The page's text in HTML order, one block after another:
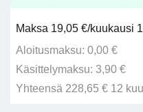
Maksa 19,05 €/kuukausi
Aloitusmaksu: 0,00 €
Käsittelymaksu: 3,90 €
Yhteensä 228,65 € 12